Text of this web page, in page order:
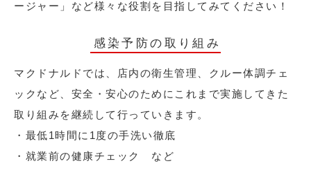
ージャー」など様々な役割を目指してみてください！
感染予防の取り組み
マクドナルドでは、店内の衛生管理、クルー体調チェ
ックなど、安全・安心のためにこれまで実施してきた
取り組みを継続して行っていきます。
・最低1時間に1度の手洗い徹底
・就業前の健康チェック など